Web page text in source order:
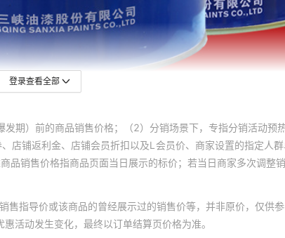
登录查看全部
期）前的商品销售价格；（2）分销场景下，专指分销活动
铺返利金、店铺会员折扣以及L会员价、商家设置的指定人
销售价格指商品页面当日展示的标价；若当日商家多次调整
指导价或该商品的曾经展示过的销售价等，并非原价，仅供参
活动发生变化，最终以订单结算页价格为准。